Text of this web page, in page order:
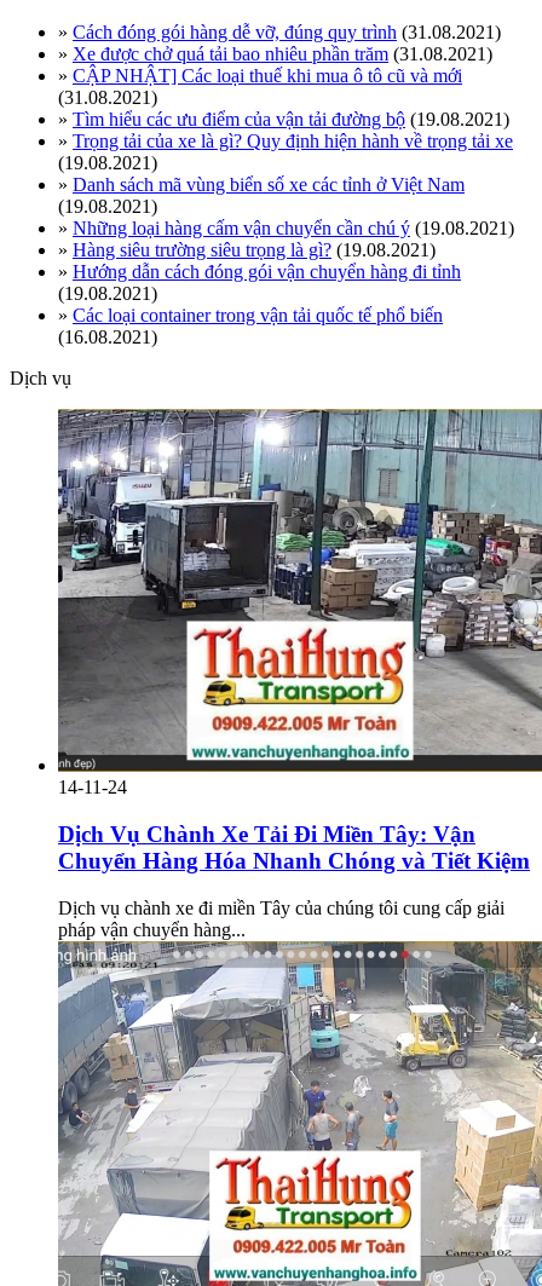
» Cách đóng gói hàng dễ vỡ, đúng quy trình (31.08.2021)
» Xe được chở quá tải bao nhiêu phần trăm (31.08.2021)
» CẬP NHẬT] Các loại thuế khi mua ô tô cũ và mới
(31.08.2021)
» Tìm hiểu các ưu điểm của vận tải đường bộ (19.08.2021)
» Trọng tải của xe là gì? Quy định hiện hành về trọng tải xe
(19.08.2021)
» Danh sách mã vùng biển số xe các tỉnh ở Việt Nam
(19.08.2021)
» Những loại hàng cấm vận chuyển cần chú ý (19.08.2021)
» Hàng siêu trường siêu trọng là gì? (19.08.2021)
» Hướng dẫn cách đóng gói vận chuyển hàng đi tỉnh
(19.08.2021)
» Các loại container trong vận tải quốc tế phổ biến
(16.08.2021)
Dịch vụ
14-11-24
Dịch Vụ Chành Xe Tải Đi Miền Tây: Vận
Chuyển Hàng Hóa Nhanh Chóng và Tiết Kiệm
Dịch vụ chành xe đi miền Tây của chúng tôi cung cấp giải
pháp vận chuyển hàng...